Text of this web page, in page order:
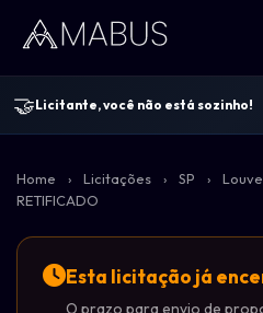
🤝Licitante, você não está sozinho!
Home › Licitações › SP ›
RETIFICADO
Esta licitação já
O prazo para envio de